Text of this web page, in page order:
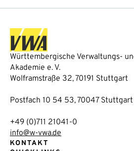
Württembergische Verwaltungs-
Akademie e. V.
Wolframstraße 32, 70191 Stuttgart
Postfach 10 54 53, 70047 Stuttgart
+49 (0)711 21041-0
info@w-vwa.de
KONTAKT